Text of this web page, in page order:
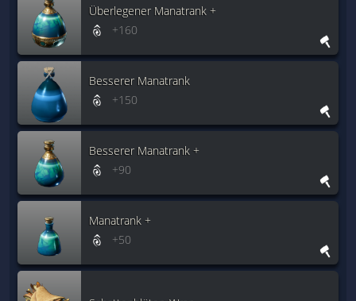
Überlegener Manatrank +
+160
Besserer Manatrank
+150
Besserer Manatrank +
+90
Manatrank +
+50